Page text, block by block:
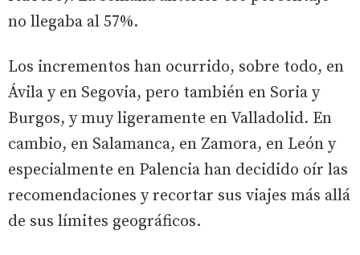
no llegaba al 57%.
Los incrementos han ocurrido, sobre todo, en
Ávila y en Segovia, pero también en Soria y
Burgos, y muy ligeramente en Valladolid. En
cambio, en Salamanca, en Zamora, en León y
especialmente en Palencia han decidido oír las
recomendaciones y recortar sus viajes más allá
de sus límites geográficos.